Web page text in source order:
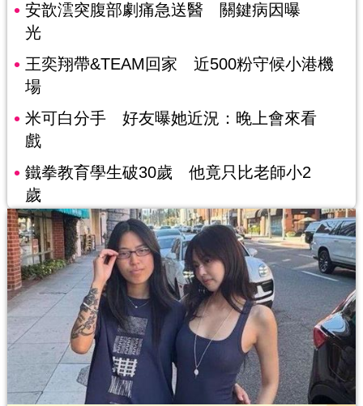
安歆澐突腹部劇痛急送醫 關鍵病因曝
光
王奕翔帶&TEAM回家 近500粉守候小港機
場
米可白分手 好友曝她近況：晚上會來看
戲
鐵拳教育學生破30歲 他竟只比老師小2
歲